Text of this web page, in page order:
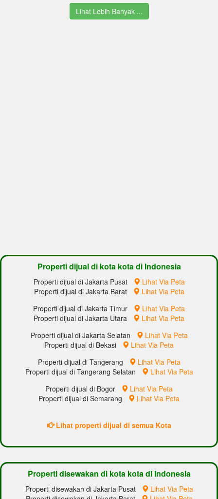
Lihat Lebih Banyak ...
Properti dijual di kota kota di Indonesia
Properti dijual di Jakarta Pusat
Lihat Via Peta
Properti dijual di Jakarta Barat
Lihat Via Peta
Properti dijual di Jakarta Timur
Lihat Via Peta
Properti dijual di Jakarta Utara
Lihat Via Peta
Properti dijual di Jakarta Selatan
Lihat Via Peta
Properti dijual di Bekasi
Lihat Via Peta
Properti dijual di Tangerang
Lihat Via Peta
Properti dijual di Tangerang Selatan
Lihat Via Peta
Properti dijual di Bogor
Lihat Via Peta
Properti dijual di Semarang
Lihat Via Peta
Lihat properti dijual di semua Kota
Properti disewakan di kota kota di Indonesia
Properti disewakan di Jakarta Pusat
Lihat Via Peta